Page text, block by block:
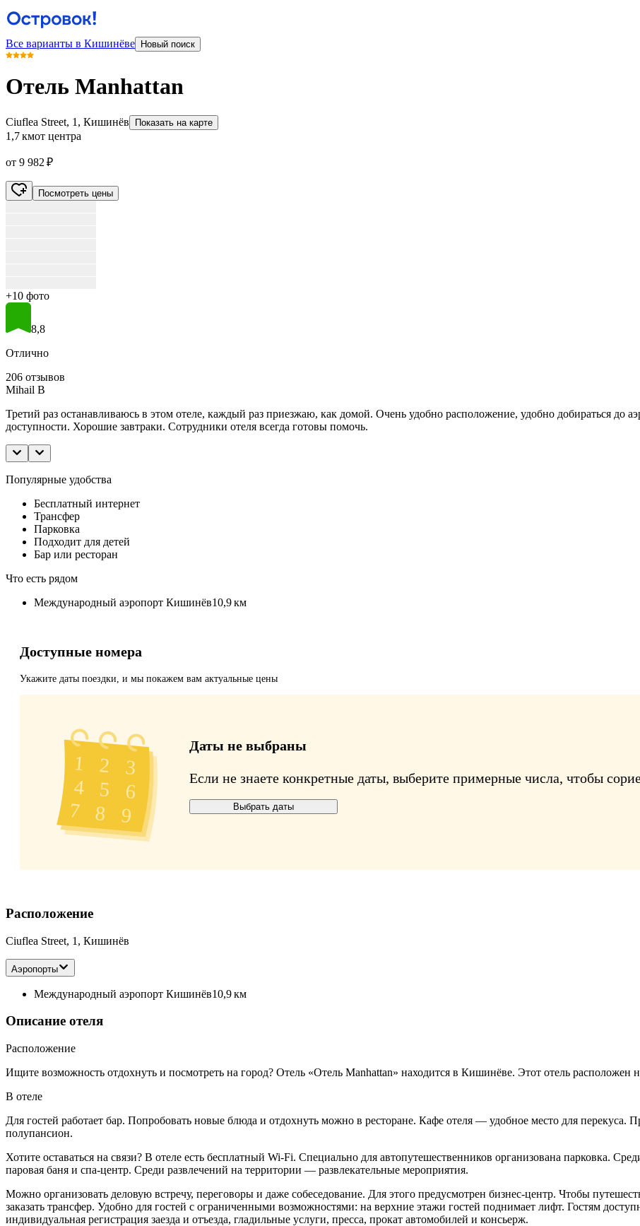
Все варианты в Кишинёве Новый поиск
Отель Manhattan
Ciuflea Street, 1, Кишинёв Показать на карте
1,7 кмот центра
от 9 982 ₽
Посмотреть цены
+10 фото
8,8
Отлично
206 отзывов
Mihail B
Третий раз останавливаюсь в этом отеле, каждый раз приезжаю, как домой. Очень удобно расположение, удобно добираться до
доступности. Хорошие завтраки. Сотрудники отеля всегда готовы помочь.
Популярные удобства
Бесплатный интернет
Трансфер
Парковка
Подходит для детей
Бар или ресторан
Что есть рядом
Международный аэропорт Кишинёв10,9 км
Доступные номера
Укажите даты поездки, и мы покажем вам актуальные цены
Даты не выбраны
Если не знаете конкретные даты, выберите примерные числа, чтобы
Выбрать даты
Расположение
Ciuflea Street, 1, Кишинёв
Аэропорты
Международный аэропорт Кишинёв10,9 км
Описание отеля
Расположение
Ищите возможность отдохнуть и посмотреть на город? Отель «Отель Manhattan» находится в Кишинёве. Этот отель расположен
В отеле
Для гостей работает бар. Попробовать новые блюда и отдохнуть можно в ресторане. Кафе отеля — удобное место для
полупансион.
Хотите оставаться на связи? В отеле есть бесплатный Wi-Fi. Специально для автопутешественников организована парковка.
паровая баня и спа-центр. Среди развлечений на территории — развлекательные мероприятия.
Можно организовать деловую встречу, переговоры и даже собеседование. Для этого предусмотрен бизнес-центр. Чтобы
заказать трансфер. Удобно для гостей с ограниченными возможностями: на верхние этажи гостей поднимает лифт. Гостям
индивидуальная регистрация заезда и отъезда, гладильные услуги, пресса, прокат автомобилей и консьерж.